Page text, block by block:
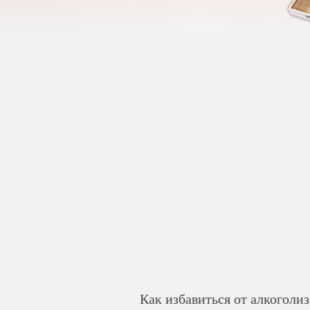
Как избавиться от